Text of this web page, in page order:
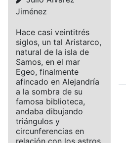
Jiménez
Hace casi veintitrés
siglos, un tal Aristarco,
natural de la isla de
Samos, en el mar
Egeo, finalmente
afincado en Alejandría
a la sombra de su
famosa biblioteca,
andaba dibujando
triángulos y
circunferencias en